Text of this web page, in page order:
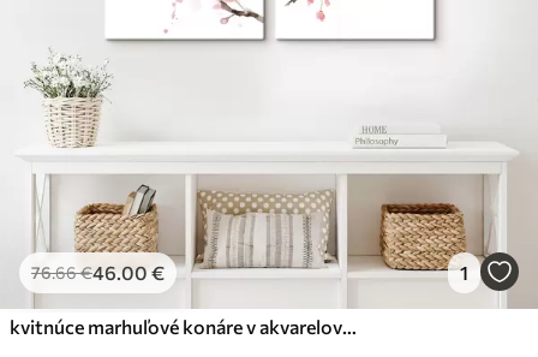
76.66€46.00 € 1
kvitnúce marhuľové konáre v akvarelovom štýle